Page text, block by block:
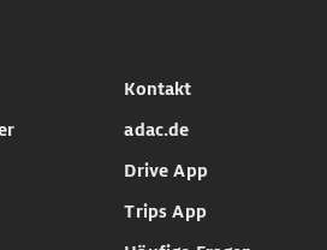
Kontakt
adac.de
Drive App
Trips App